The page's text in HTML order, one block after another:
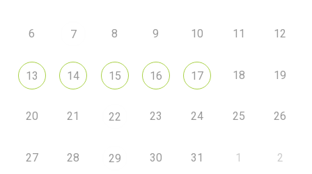
6 7 8 9 10 11 12
13 14 15 16 17 18 19
20 21 22 23 24 25 26
27 28 29 30 31 1 2